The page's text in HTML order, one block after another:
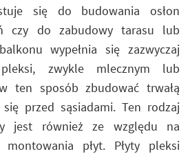
się do budowania osłon
czy do zabudowy tarasu lub
wypełnia się zazwyczaj
pleksi, zwykle mlecznym lub
ten sposób zbudować trwałą
przed sąsiadami. Ten rodzaj
jest również ze względu na
montowania płyt. Płyty pleksi